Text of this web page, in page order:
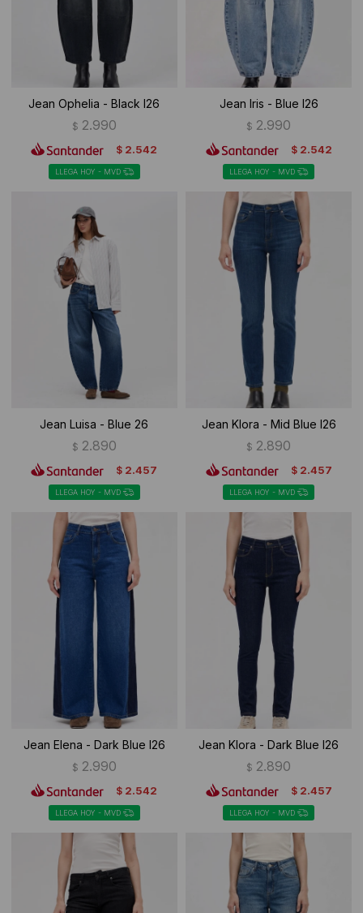
Jean Ophelia - Black I26
$ 2.990
$ 2.542
LLEGA HOY - MVD
Jean Iris - Blue I26
$ 2.990
$ 2.542
LLEGA HOY - MVD
Jean Luisa - Blue 26
$ 2.890
$ 2.457
LLEGA HOY - MVD
Jean Klora - Mid Blue I26
$ 2.890
$ 2.457
LLEGA HOY - MVD
Jean Elena - Dark Blue I26
$ 2.990
$ 2.542
LLEGA HOY - MVD
Jean Klora - Dark Blue I26
$ 2.890
$ 2.457
LLEGA HOY - MVD